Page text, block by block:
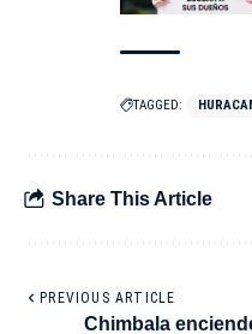
TAGGED:
Share This Article
PREVIOUS ARTICLE
Chimbala